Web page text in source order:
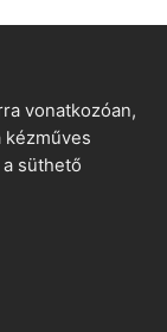
vonatkozóan,
kézműves
süthető